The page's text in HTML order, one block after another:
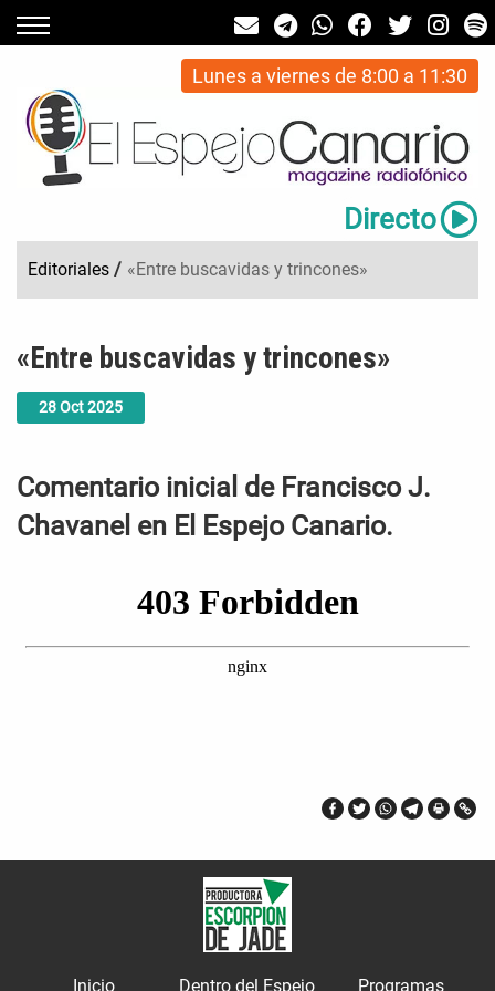
Lunes a viernes de 8:00 a 11:30
Directo
Editoriales / «Entre buscavidas y trincones»
28Oct2025
«Entre buscavidas y trincones»
Comentario inicial de Francisco J.
Chavanel en El Espejo Canario.
Inicio Dentro del Espejo Programas